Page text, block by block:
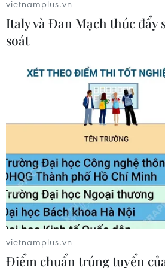
Sầu riêng Việt Nam trước cơ hội
rộng thị trường xuất khẩu
10/08/2026 09:52
Giá vàng trong nước đảo chiều,
10/08/2026 09:51
Tập đoàn Sovico được vinh danh
“Dấu ấn Thương hiệu Việt hàng
10/08/2026 09:45
vietnamplus.vn
Italy và Đan Mạch thúc đẩy
soát
vietnamplus.vn
Điểm chuẩn trúng tuyển